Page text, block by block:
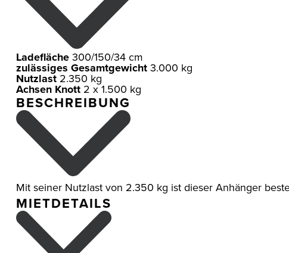
Ladefläche 300/150/34 cm
zulässiges Gesamtgewicht 3.000 kg
Nutzlast 2.350 kg
Achsen Knott 2 x 1.500 kg
BESCHREIBUNG
Mit seiner Nutzlast von 2.350 kg ist dieser Anhänger
MIETDETAILS